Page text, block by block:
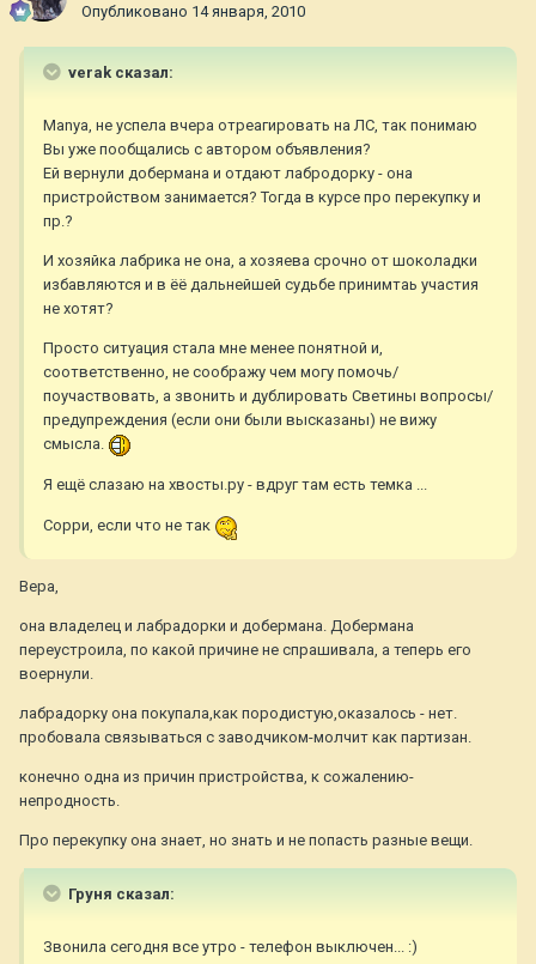
Опубликовано 14 января, 2010
verak сказал:
Manya, не успела вчера отреагировать на ЛС, так понимаю
Вы уже пообщались с автором объявления?
Ей вернули добермана и отдают лабродорку - она
пристройством занимается? Тогда в курсе про перекупку и
пр.?
И хозяйка лабрика не она, а хозяева срочно от шоколадки
избавляются и в ёё дальнейшей судьбе принимтаь участия
не хотят?
Просто ситуация стала мне менее понятной и,
соответственно, не соображу чем могу помочь/
поучаствовать, а звонить и дублировать Светины вопросы/
предупреждения (если они были высказаны) не вижу
смысла.
Я ещё слазаю на хвосты.ру - вдруг там есть темка ...
Сорри, если что не так
Вера,
она владелец и лабрадорки и добермана. Добермана
переустроила, по какой причине не спрашивала, а теперь его
воернули.
лабрадорку она покупала,как породистую,оказалось - нет.
пробовала связываться с заводчиком-молчит как партизан.
конечно одна из причин пристройства, к сожалению-
непродность.
Про перекупку она знает, но знать и не попасть разные вещи.
Груня сказал:
Звонила сегодня все утро - телефон выключен... :)